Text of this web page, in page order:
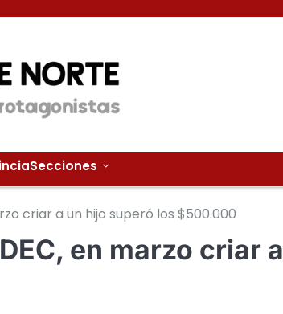
Secciones
criar a un hijo superó los $500.000
en marzo criar a